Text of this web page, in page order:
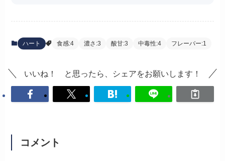
ハート 食感:4 濃さ:3 酸甘:3 中毒性:4 フレーバー:1
いいね！ と思ったら、シェアをお願いします！
コメント